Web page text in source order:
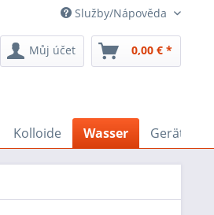
Služby/Nápověda
Můj účet 0,00 € *
Kolloide Wasser Geräte